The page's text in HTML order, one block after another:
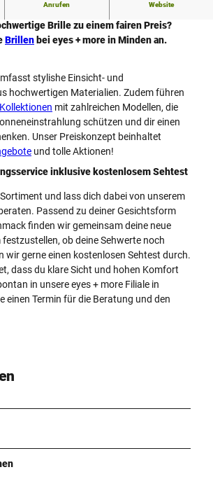
Anrufen Website
in Minden
Brille zu einem fairen Preis?
Brillen bei eyes + more in Minden an.
stylishe Einsicht- und
hochwertigen Materialien. Zudem führen
mit zahlreichen Modellen, die
schützen und dir einen
Unser Preiskonzept beinhaltet
und tolle Aktionen!
inklusive kostenlosem Sehtest
und lass dich dabei von unserem
Passend zu deiner Gesichtsform
finden wir gemeinsam deine neue
ob deine Sehwerte noch
wir gerne einen kostenlosen Sehtest durch.
dass du klare Sicht und hohen Komfort
in unsere eyes + more Filiale in
einen Termin für die Beratung und den